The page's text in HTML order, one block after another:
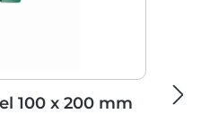
100 x 200 mm